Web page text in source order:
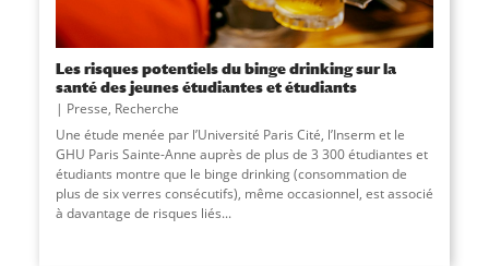
Les risques potentiels du binge drinking sur la
santé des jeunes étudiantes et étudiants
Presse, Recherche
Une étude menée par l’Université Paris Cité, l’Inserm et le
GHU Paris Sainte-Anne auprès de plus de 3 300 étudiantes et
étudiants montre que le binge drinking (consommation de
plus de six verres consécutifs), même occasionnel, est associé
à davantage de risques liés...